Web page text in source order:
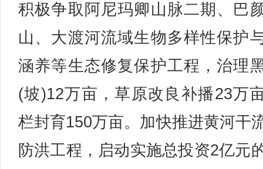
积极争取阿尼玛卿山脉二期、巴
山、大渡河流域生物多样性保护
涵养等生态修复保护工程，治理
(坡)12万亩，草原改良补播23万
栏封育150万亩。加快推进黄河干
防洪工程，启动实施总投资2亿元